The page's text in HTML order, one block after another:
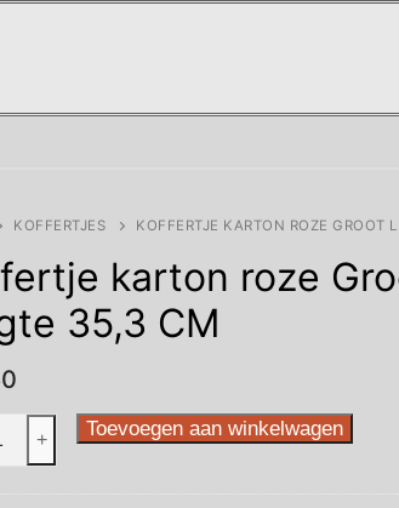
KOFFERTJES KOFFERTJE KARTON ROZE GROOT
karton roze
35,3 CM
+ Toevoegen aan winkelwagen